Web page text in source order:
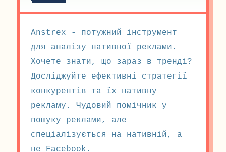
Anstrex - потужний інструмент
для аналізу нативної реклами.
Хочете знати, що зараз в тренді?
Досліджуйте ефективні стратегії
конкурентів та їх нативну
рекламу. Чудовий помічник у
пошуку реклами, але
спеціалізується на нативній, а
не Facebook.